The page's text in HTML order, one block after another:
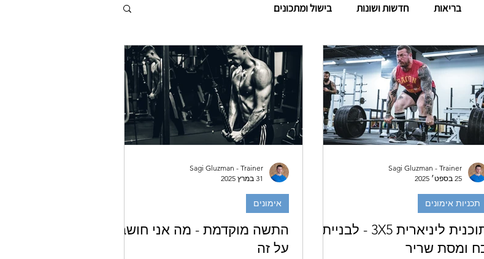
בריאות חדשות ושונות בישול ומתכונים
תוכנית ליניארית 3X5 - לבניית
ומסת שריר
תכניות אימונים
Sagi Gluzman - Trainer
25 בספט׳ 2025
התשה מוקדמת - מה אני חושב
על זה
אימונים
Sagi Gluzman - Trainer
31 במרץ 2025